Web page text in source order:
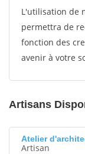
L'utilisation de
permettra de
fonction des
avenir à votre
Artisans
Atelier
Artisan